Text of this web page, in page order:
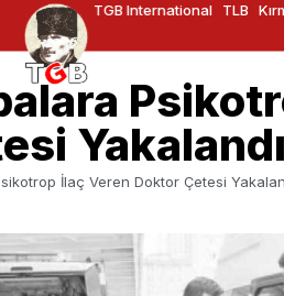
TGB International TLB
İlaç Veren Doktor Çetesi